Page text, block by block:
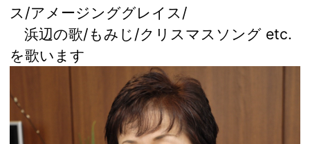
ス/アメージンググレイス/
浜辺の歌/もみじ/クリスマスソング etc.
を歌います